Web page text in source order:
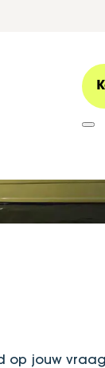
op jouw